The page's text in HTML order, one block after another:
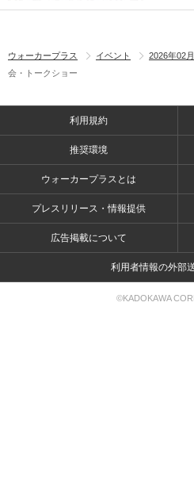
ウォーカープラス イベント 2026年02月
会・トークショー
利用規約
推奨環境
ウォーカープラスとは
プレスリリース・情報提供
広告掲載について
利用者情報の外部
©KADOKAWA